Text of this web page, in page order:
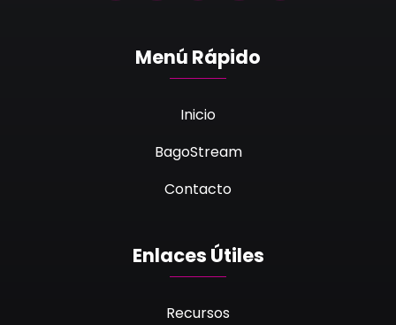
Menú Rápido
Inicio
BagoStream
Contacto
Enlaces Útiles
Recursos